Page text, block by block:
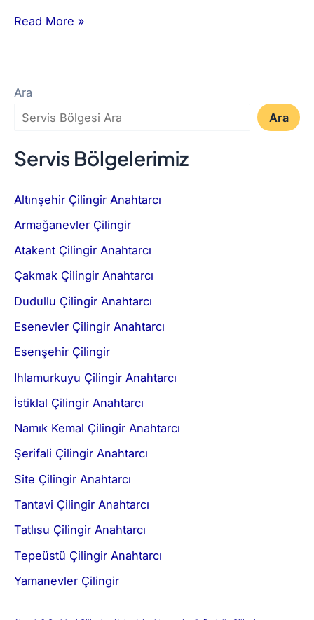
Read More »
Ara
Ara
Servis Bölgelerimiz
Altınşehir Çilingir Anahtarcı
Armağanevler Çilingir
Atakent Çilingir Anahtarcı
Çakmak Çilingir Anahtarcı
Dudullu Çilingir Anahtarcı
Esenevler Çilingir Anahtarcı
Esenşehir Çilingir
Ihlamurkuyu Çilingir Anahtarcı
İstiklal Çilingir Anahtarcı
Namık Kemal Çilingir Anahtarcı
Şerifali Çilingir Anahtarcı
Site Çilingir Anahtarcı
Tantavi Çilingir Anahtarcı
Tatlısu Çilingir Anahtarcı
Tepeüstü Çilingir Anahtarcı
Yamanevler Çilingir